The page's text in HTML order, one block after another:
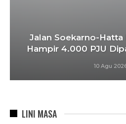
Jalan Soekarno-Hatta
Hampir 4.000 PJU
10 Agu
LINI MASA